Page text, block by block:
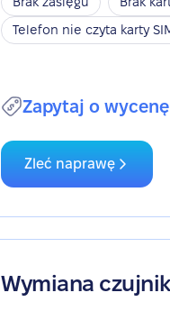
Telefon nie czyta karty
Zapytaj o wycenę
Zleć naprawę
Wymiana